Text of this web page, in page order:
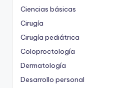
Ciencias básicas
Cirugía
Cirugía pediátrica
Coloproctología
Dermatología
Desarrollo personal